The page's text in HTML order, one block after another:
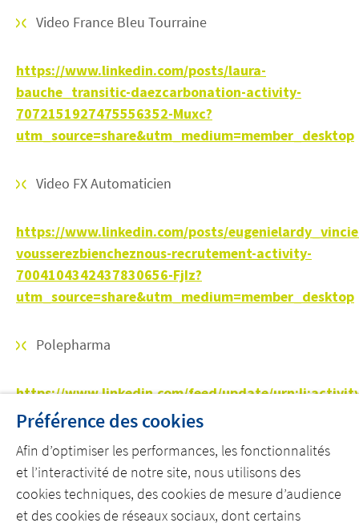
Video France Bleu Tourraine
https://www.linkedin.com/posts/laura-
bauche_transitic-daezcarbonation-activity-
7072151927475556352-Muxc?
utm_source=share&utm_medium=member_desktop
Video FX Automaticien
https://www.linkedin.com/posts/
vousserezbiencheznous-recrutement-activity-
7004104342437830656-FjIz?
utm_source=share&utm_medium=member_desktop
Polepharma
https://www.linkedin.com/feed/update/
Préférence des cookies
Afin d’optimiser les performances, les fonctionnalités
et l’interactivité de notre site, nous utilisons des
cookies techniques, des cookies de mesure d’audience
et des cookies de réseaux sociaux, dont certains